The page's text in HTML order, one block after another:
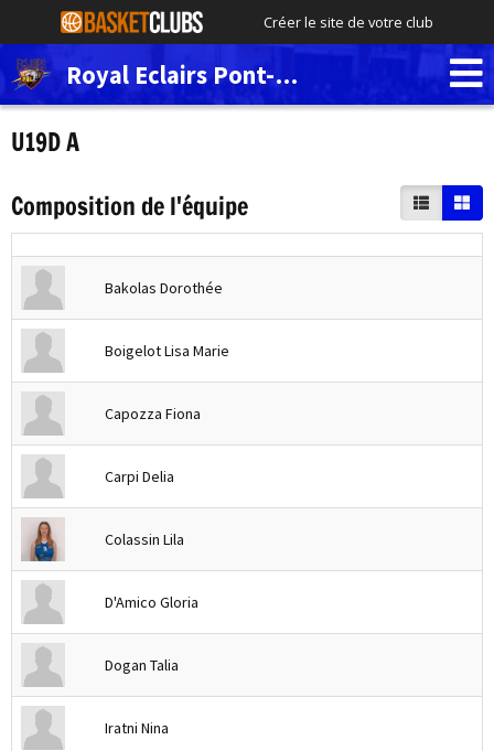
Créer le site de votre club
Royal Eclairs Pont-de-Loup
U19D A
Composition de l'équipe
Bakolas Dorothée
Boigelot Lisa Marie
Capozza Fiona
Carpi Delia
Colassin Lila
D'Amico Gloria
Dogan Talia
Iratni Nina